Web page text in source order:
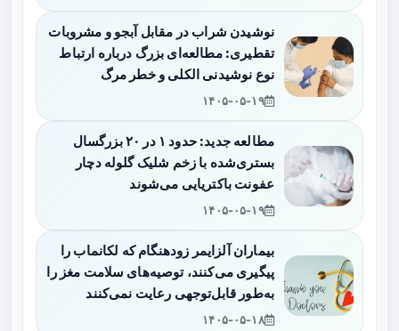
نوشیدن شراب در مقابل آبجو و مشروبات
تقطیری: مطالعه‌ای بزرگ درباره ارتباط
نوع نوشیدنی الکلی و خطر مرگ
۱۴۰۵-۰۵-۱۹
مطالعه جدید: حدود ۱ در ۲۰ بزرگسال
بستری‌شده با زخم شلیک گلوله دچار
عفونت باکتریایی می‌شوند
۱۴۰۵-۰۵-۱۹
بیماران آلزایمر زودهنگام که لکانماب را
پیگیری می‌کنند، توصیه‌های سلامت مغز را
به‌طور قابل‌توجهی رعایت نمی‌کنند
۱۴۰۵-۰۵-۱۸